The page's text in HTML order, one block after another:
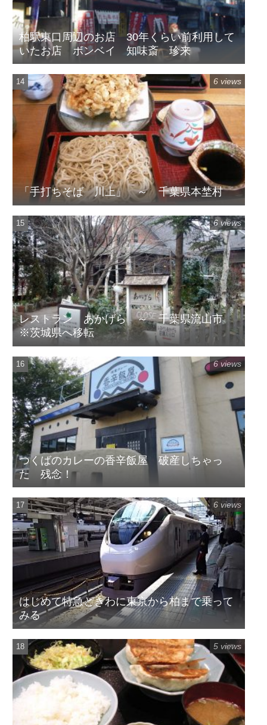
柏駅東口周辺のお店 30年くらい前利用して
いたお店 ボンベイ 知味斎 珍来
「手打ちそば 川上」 ～ 千葉県本埜村
6 views
レストラン あかげら ～ 千葉県流山市
※茨城県へ移転
6 views
つくばのカレーの香辛飯屋 破産しちゃっ
た 残念！
6 views
はじめて特急ときわに東京から柏まで乗って
みる
6 views
5 views